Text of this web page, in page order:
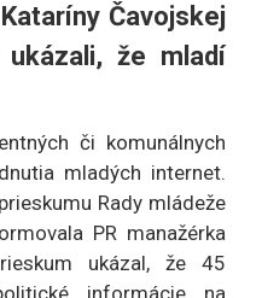
Čavojskej
že mladí
či komunálnych
mladých internet.
Rady mládeže
PR manažérka
ukázal, že 45